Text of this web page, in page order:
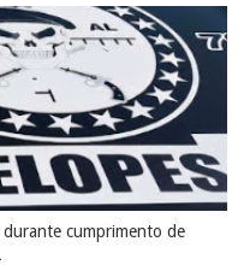
cumprimento de